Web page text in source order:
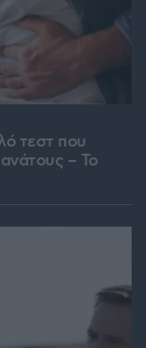
τεστ που
– Το